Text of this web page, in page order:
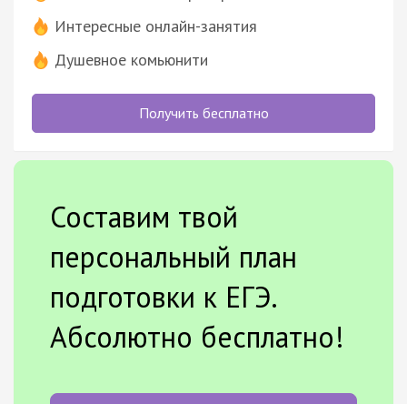
Интересные онлайн-занятия
Душевное комьюнити
Получить бесплатно
Составим твой
персональный план
подготовки к ЕГЭ.
Абсолютно бесплатно!